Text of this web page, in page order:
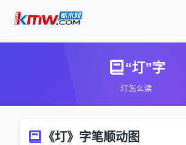
“圢”字
圢怎么读
《圢》字笔顺动图